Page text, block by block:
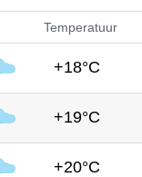
Temperatuur
+18°C
+19°C
+20°C